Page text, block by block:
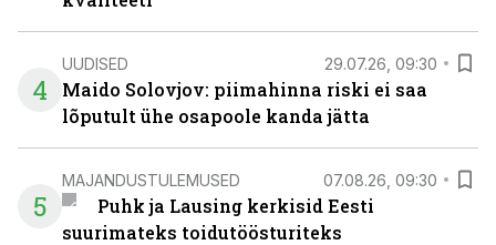
4
UUDISED 29.07.26, 09:30
Maido Solovjov: piimahinna riski ei saa
lõputult ühe osapoole kanda jätta
5
MAJANDUSTULEMUSED 07.08.26, 09:30
Puhk ja Lausing kerkisid Eesti
suurimateks toidutöösturiteks